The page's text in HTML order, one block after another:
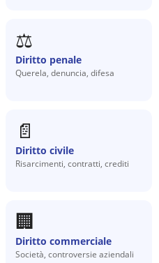
⚖️
Diritto penale
Querela, denuncia, difesa
📄
Diritto civile
Risarcimenti, contratti, crediti
🏢
Diritto commerciale
Società, controversie aziendali